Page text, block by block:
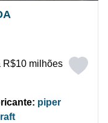
R$10 milhões
piper